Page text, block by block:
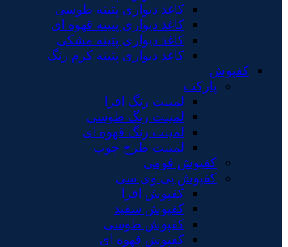
کاغذ دیواری پتینه طوسی
کاغذ دیواری پتینه قهوه ای
کاغذ دیواری پتینه مشکی
کاغذ دیواری پتینه کرم رنگ
کفپوش
پارکت
لمینت رنگ افرا
لمینت رنگ طوسی
لمینت رنگ قهوه ای
لمینت طرح چوب
کفپوش فومی
کفپوش پی وی سی
کفپوش افرا
کفپوش سفید
کفپوش طوسی
کفپوش قهوه ای